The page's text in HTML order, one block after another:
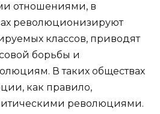
отношениями, в
революционизируют
классов, приводят
борьбы и
В таких обществах
как правило,
революциями.